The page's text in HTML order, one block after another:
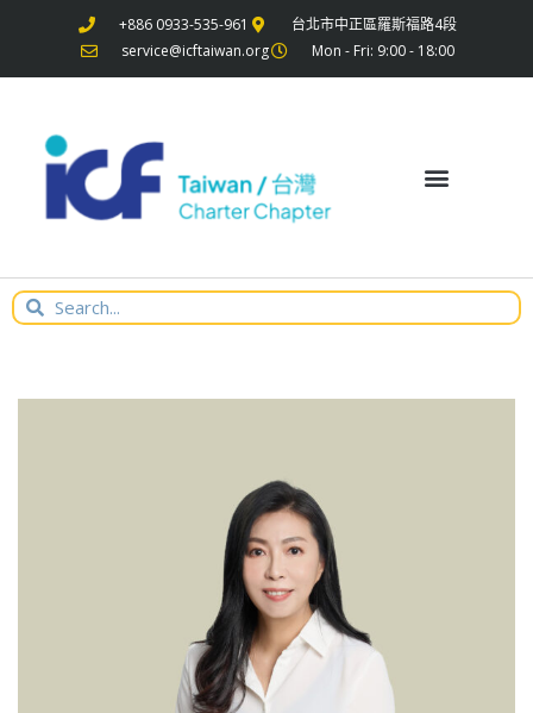
+886 0933-535-961
台北市中正區羅斯福路4段
service@icftaiwan.org
Mon - Fri: 9:00 - 18:00